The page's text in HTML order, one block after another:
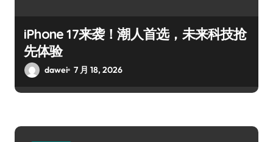
iPhone 17来袭！潮人首选，未来科技抢
先体验
dawei 7 月 18, 2026